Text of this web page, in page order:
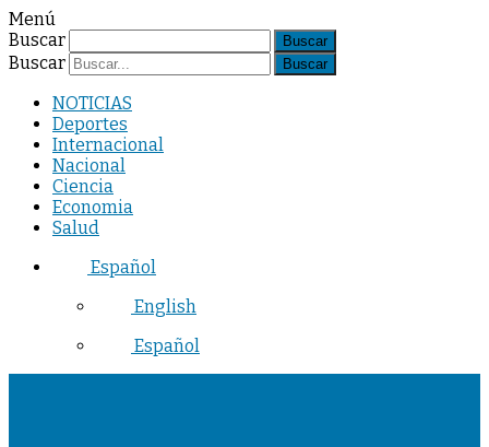
Menú
Buscar
Buscar
NOTICIAS
Deportes
Internacional
Nacional
Ciencia
Economia
Salud
Español
English
Español